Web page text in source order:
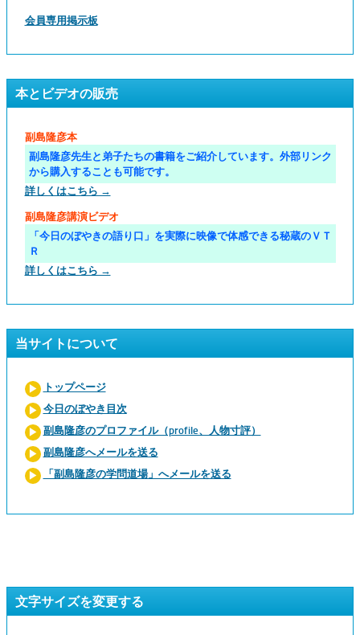
会員専用掲示板
本とビデオの販売
副島隆彦本
副島隆彦先生と弟子たちの書籍をご紹介しています。外部リンク
から購入することも可能です。
詳しくはこちら →
副島隆彦講演ビデオ
「今日のぼやきの語り口」を実際に映像で体感できる秘蔵のＶＴ
Ｒ
詳しくはこちら →
当サイトについて
トップページ
今日のぼやき目次
副島隆彦のプロファイル（profile、人物寸評）
副島隆彦へメールを送る
「副島隆彦の学問道場」へメールを送る
文字サイズを変更する